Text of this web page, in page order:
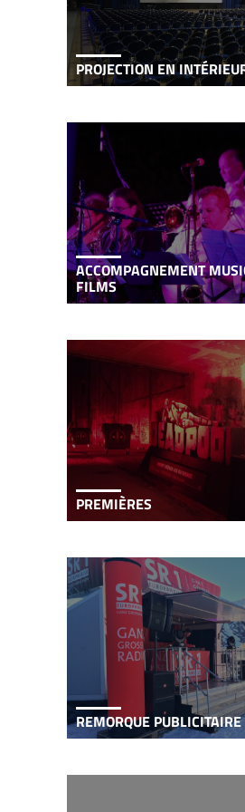
SIÈGES ET ACCESSOIRES
PROJECTION EN
ACCOMPAGNEMENT
FILMS
PREMIÈRES
REMORQUE PUBLICITAIRE